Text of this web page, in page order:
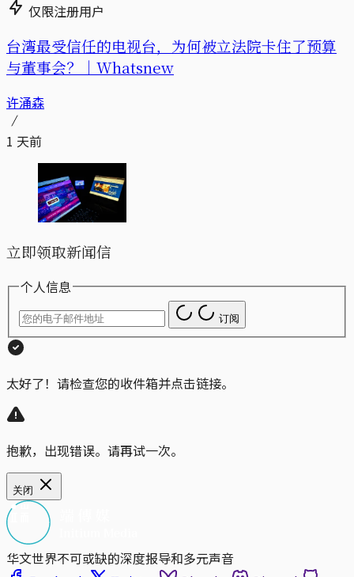
仅限注册用户
台湾最受信任的电视台，为何被立法院卡住了预算
与董事会？｜Whatsnew
许涌森
1 天前
立即领取新闻信
个人信息
订阅
太好了！请检查您的收件箱并点击链接。
抱歉，出现错误。请再试一次。
关闭
华文世界不可或缺的深度报导和多元声音